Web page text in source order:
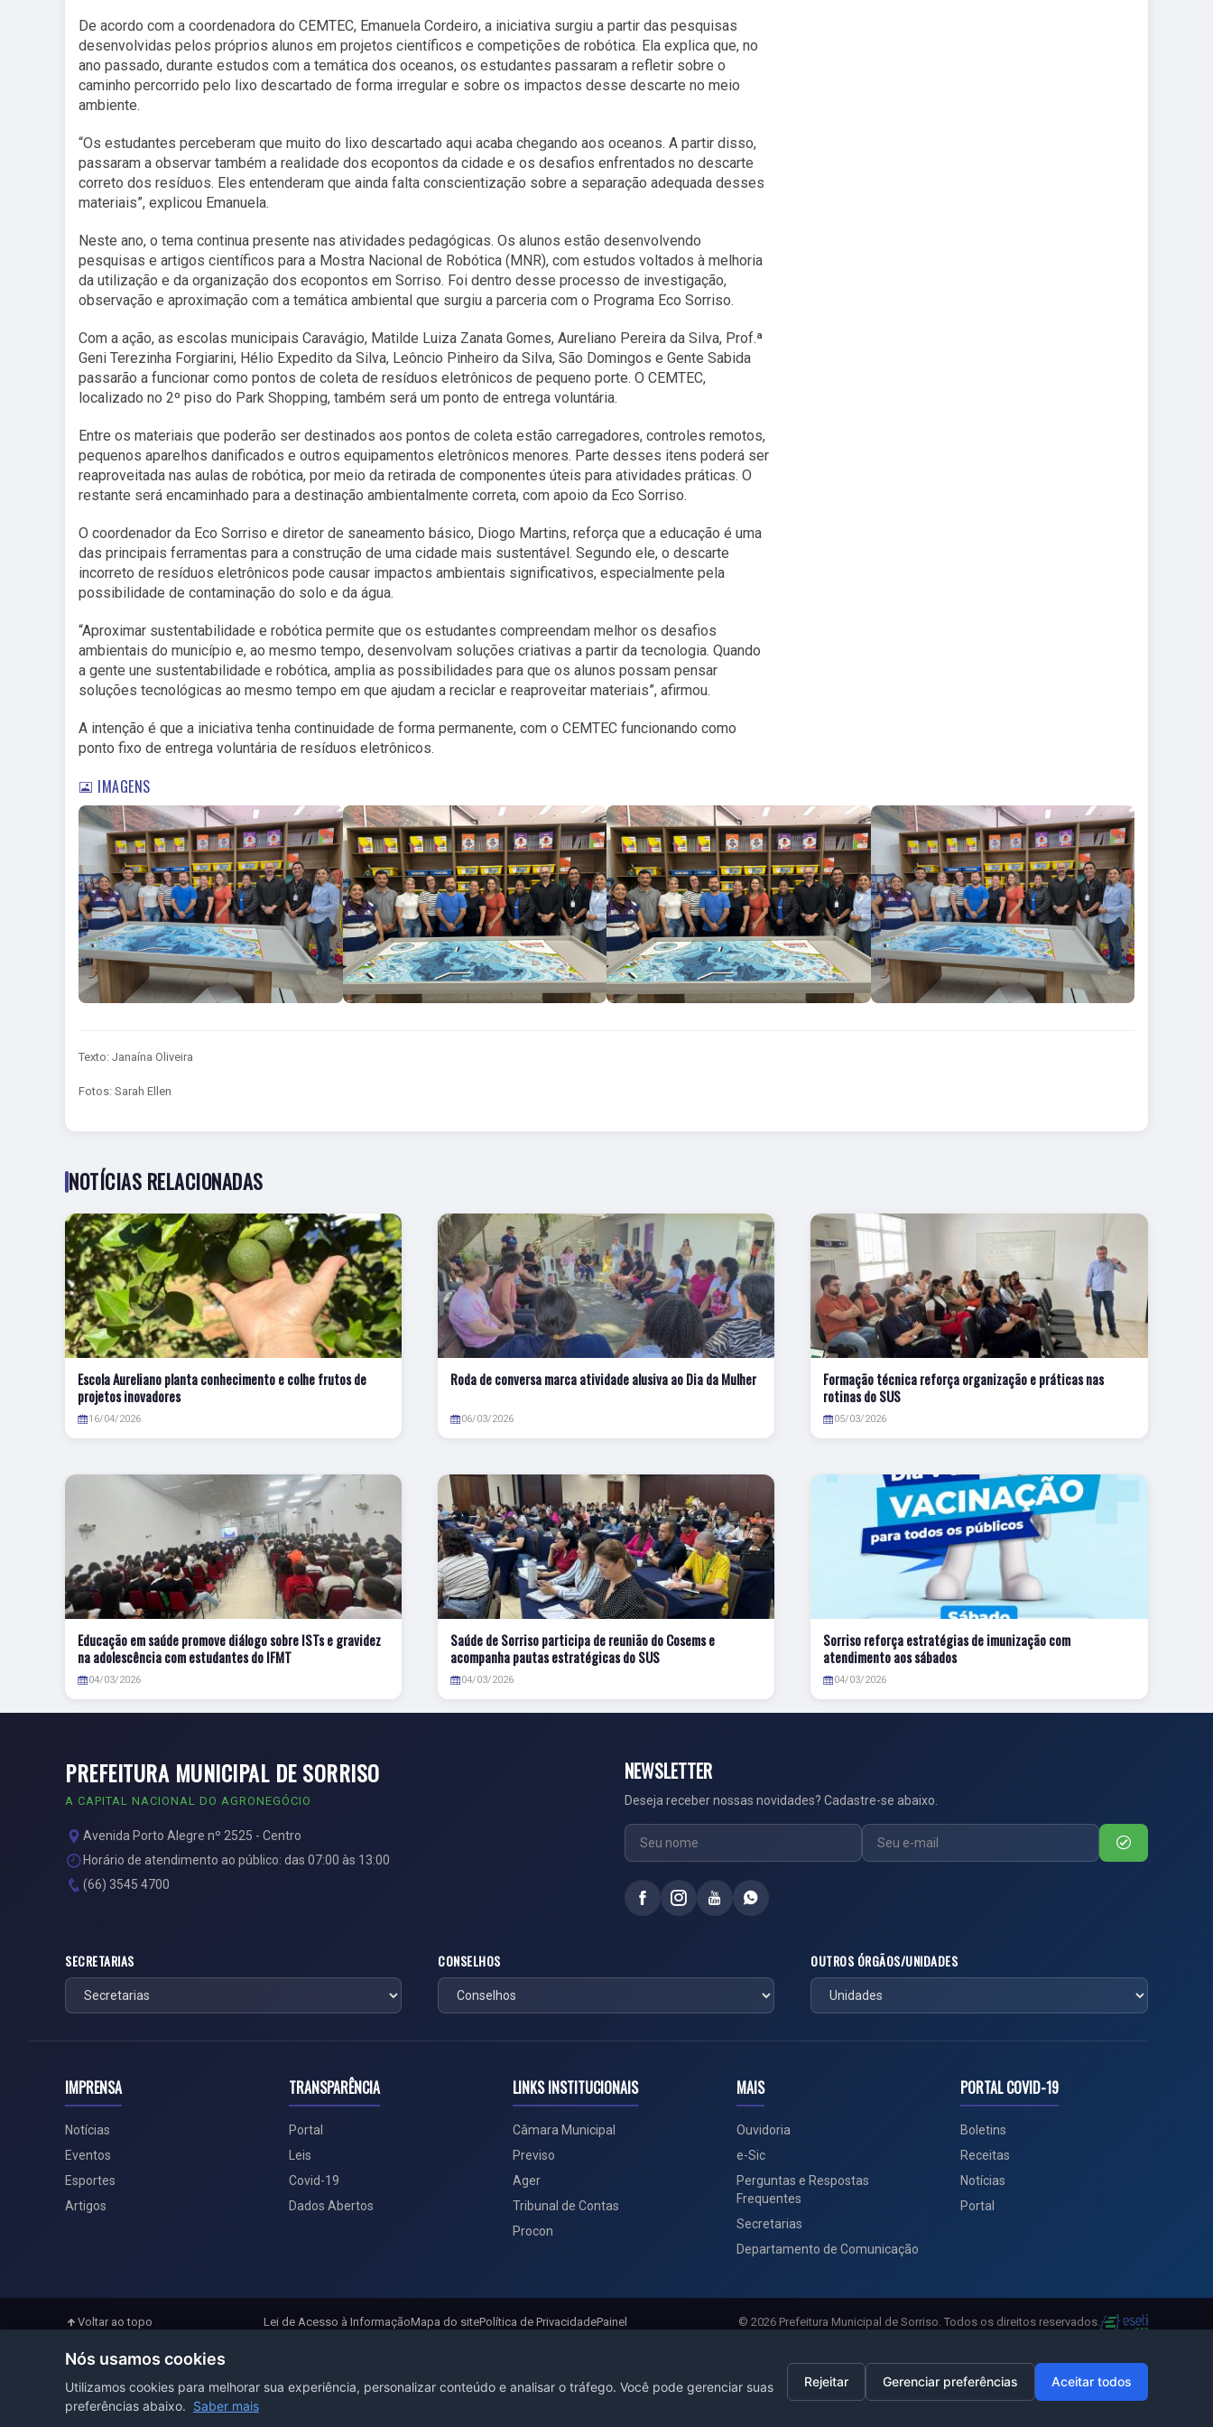
De acordo com a coordenadora do CEMTEC, Emanuela Cordeiro, a iniciativa surgiu a partir das pesquisas
desenvolvidas pelos próprios alunos em projetos científicos e competições de robótica. Ela explica que, no
ano passado, durante estudos com a temática dos oceanos, os estudantes passaram a refletir sobre o
caminho percorrido pelo lixo descartado de forma irregular e sobre os impactos desse descarte no meio
ambiente.
“Os estudantes perceberam que muito do lixo descartado aqui acaba chegando aos oceanos. A partir disso,
passaram a observar também a realidade dos ecopontos da cidade e os desafios enfrentados no descarte
correto dos resíduos. Eles entenderam que ainda falta conscientização sobre a separação adequada desses
materiais”, explicou Emanuela.
Neste ano, o tema continua presente nas atividades pedagógicas. Os alunos estão desenvolvendo
pesquisas e artigos científicos para a Mostra Nacional de Robótica (MNR), com estudos voltados à melhoria
da utilização e da organização dos ecopontos em Sorriso. Foi dentro desse processo de investigação,
observação e aproximação com a temática ambiental que surgiu a parceria com o Programa Eco Sorriso.
Com a ação, as escolas municipais Caravágio, Matilde Luiza Zanata Gomes, Aureliano Pereira da Silva, Prof.ª
Geni Terezinha Forgiarini, Hélio Expedito da Silva, Leôncio Pinheiro da Silva, São Domingos e Gente Sabida
passarão a funcionar como pontos de coleta de resíduos eletrônicos de pequeno porte. O CEMTEC,
localizado no 2º piso do Park Shopping, também será um ponto de entrega voluntária.
Entre os materiais que poderão ser destinados aos pontos de coleta estão carregadores, controles remotos,
pequenos aparelhos danificados e outros equipamentos eletrônicos menores. Parte desses itens poderá ser
reaproveitada nas aulas de robótica, por meio da retirada de componentes úteis para atividades práticas. O
restante será encaminhado para a destinação ambientalmente correta, com apoio da Eco Sorriso.
O coordenador da Eco Sorriso e diretor de saneamento básico, Diogo Martins, reforça que a educação é uma
das principais ferramentas para a construção de uma cidade mais sustentável. Segundo ele, o descarte
incorreto de resíduos eletrônicos pode causar impactos ambientais significativos, especialmente pela
possibilidade de contaminação do solo e da água.
“Aproximar sustentabilidade e robótica permite que os estudantes compreendam melhor os desafios
ambientais do município e, ao mesmo tempo, desenvolvam soluções criativas a partir da tecnologia. Quando
a gente une sustentabilidade e robótica, amplia as possibilidades para que os alunos possam pensar
soluções tecnológicas ao mesmo tempo em que ajudam a reciclar e reaproveitar materiais”, afirmou.
A intenção é que a iniciativa tenha continuidade de forma permanente, com o CEMTEC funcionando como
ponto fixo de entrega voluntária de resíduos eletrônicos.
IMAGENS
Texto: Janaína Oliveira
Fotos: Sarah Ellen
NOTÍCIAS RELACIONADAS
Escola Aureliano planta conhecimento e colhe frutos de
projetos inovadores
16/04/2026
Roda de conversa marca atividade alusiva ao Dia da Mulher
06/03/2026
Formação técnica reforça organização e práticas nas
rotinas do SUS
05/03/2026
Educação em saúde promove diálogo sobre ISTs e gravidez
na adolescência com estudantes do IFMT
04/03/2026
Saúde de Sorriso participa de reunião do Cosems e
acompanha pautas estratégicas do SUS
04/03/2026
Sorriso reforça estratégias de imunização com
atendimento aos sábados
04/03/2026
PREFEITURA MUNICIPAL DE SORRISO
A CAPITAL NACIONAL DO AGRONEGÓCIO
Avenida Porto Alegre nº 2525 - Centro
Horário de atendimento ao público: das 07:00 às 13:00
(66) 3545 4700
NEWSLETTER
Deseja receber nossas novidades? Cadastre-se abaixo.
SECRETARIAS CONSELHOS OUTROS ÓRGÃOS/UNIDADES
IMPRENSA
Notícias
Eventos
Esportes
Artigos
TRANSPARÊNCIA
Portal
Leis
Covid-19
Dados Abertos
LINKS INSTITUCIONAIS
Câmara Municipal
Previso
Ager
Tribunal de Contas
Procon
MAIS
Ouvidoria
e-Sic
Perguntas e Respostas
Frequentes
Secretarias
Departamento de Comunicação
PORTAL COVID-19
Boletins
Receitas
Notícias
Portal
Voltar ao topo Lei de Acesso à InformaçãoMapa do sitePolítica de PrivacidadePainel © 2026 Prefeitura Municipal de Sorriso. Todos os direitos reservados.
Nós usamos cookies
Utilizamos cookies para melhorar sua experiência, personalizar conteúdo e analisar o tráfego. Você pode gerenciar suas
preferências abaixo. Saber mais
Rejeitar Gerenciar preferências Aceitar todos